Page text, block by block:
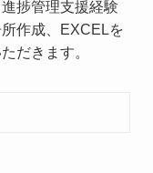
捗管理支援経験
作成、EXCELを
だきます。